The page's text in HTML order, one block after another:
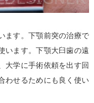
ます。下顎前突の治療で
います。下顎大臼歯の遠
大学に手術依頼を出す回
わせるためにも良く使い